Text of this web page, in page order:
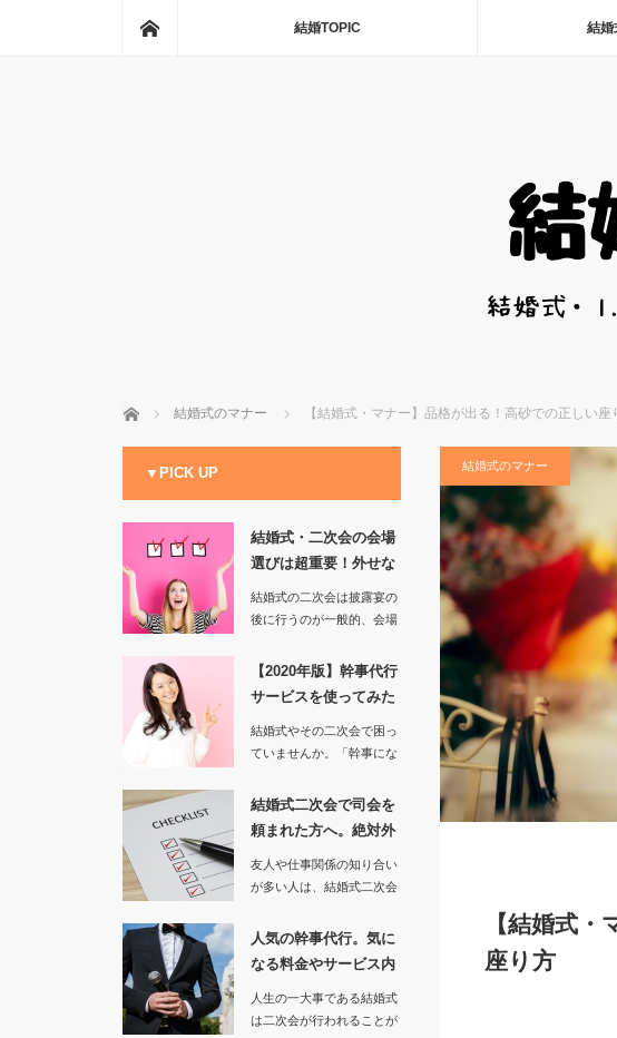
結婚TOPIC 結婚
ホーム 結婚式のマナー 【結婚式・マナー】品格が出る！高砂での正しい座
結婚式のマナー
【結婚式
座り方
▼PICK UP
結婚式・二次会の会場
選びは超重要！外せな
い確認事項…
結婚式の二次会は披露宴の
後に行うのが一般的、会場
つとして…
【2020年版】幹事代行
サービスを使ってみた
感想は…
結婚式やその二次会で困っ
ていませんか。「幹事にな
ればよ…
結婚式二次会で司会を
頼まれた方へ。絶対外
さない進行…
友人や仕事関係の知り合い
が多い人は、結婚式二次会
るでしょ…
人気の幹事代行。気に
なる料金やサービス内
容を調べて…
人生の一大事である結婚式
は二次会が行われることが